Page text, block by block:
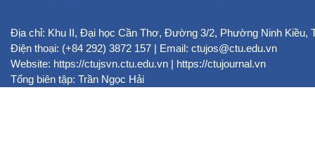
Địa chỉ: Khu II, Đại học Cần Thơ, Đường 3/2, Phường Ninh Kiều,
Điện thoại: (+84 292) 3872 157 | Email: ctujos@ctu.edu.vn
Website: https://ctujsvn.ctu.edu.vn | https://ctujournal.vn
Tổng biên tập: Trần Ngọc Hải